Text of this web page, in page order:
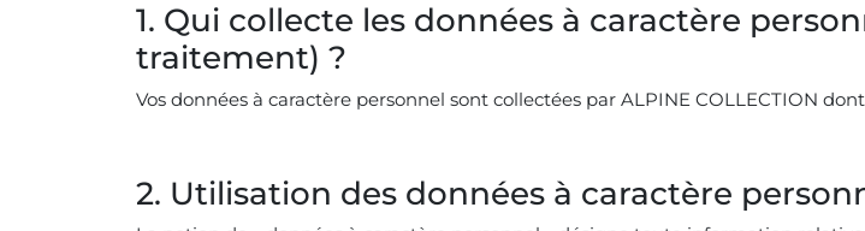
1. Qui collecte les données à caractère
traitement) ?
Vos données à caractère personnel sont collectées par ALPINE COLLECTION
2. Utilisation des données à caractère